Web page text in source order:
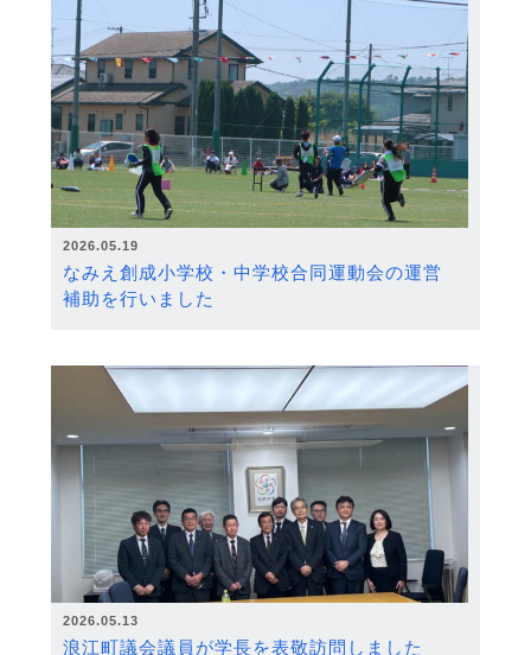
2026.05.19
なみえ創成小学校・中学校合同運動会の運営
補助を行いました
2026.05.13
浪江町議会議員が学長を表敬訪問しました